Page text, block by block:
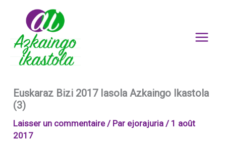
contenu
Euskaraz Bizi 2017 Iasola Azkaingo Ikastola
(3)
Laisser un commentaire / Par ejorajuria / 1 août
2017